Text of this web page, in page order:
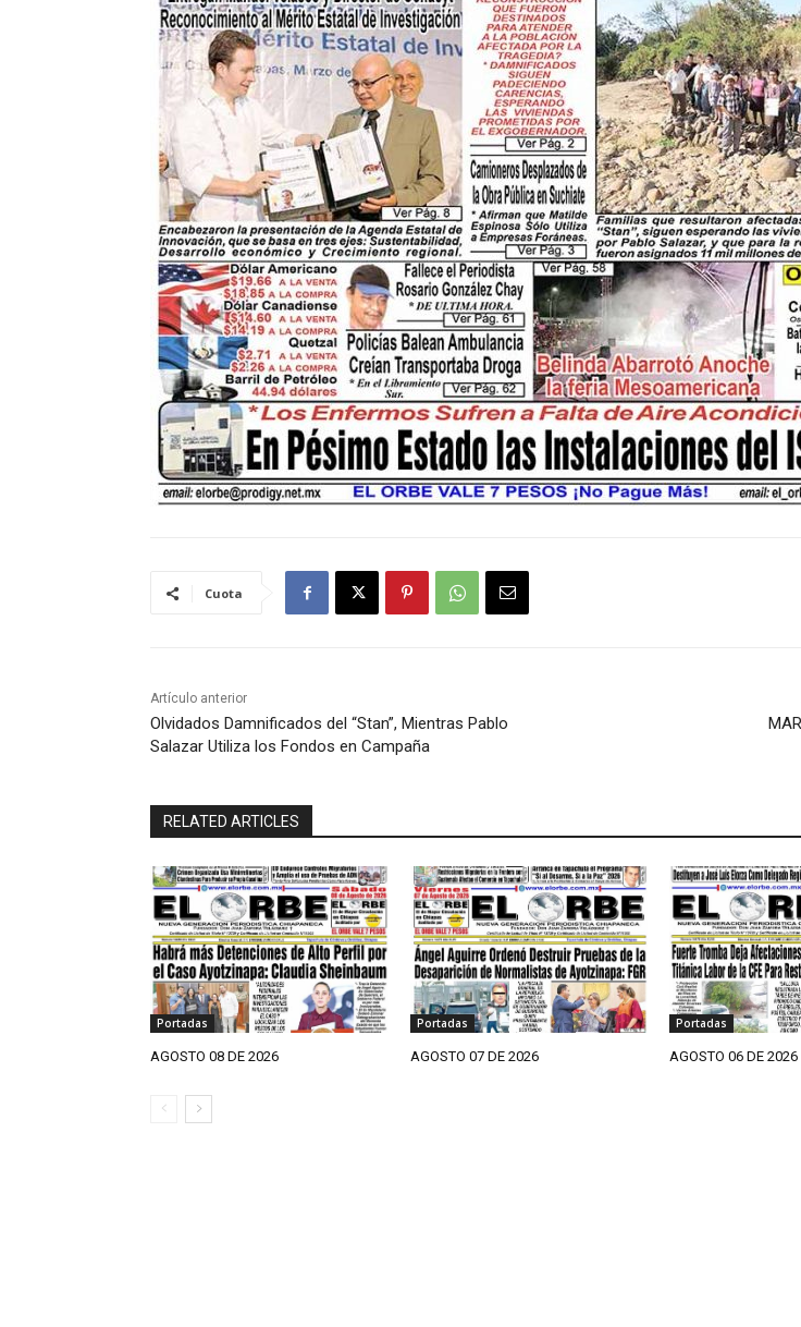
Cuota
Artículo anterior
Olvidados Damnificados del “Stan”, Mientras Pablo
Salazar Utiliza los Fondos en Campaña
RELATED ARTICLES
Portadas
AGOSTO 08 DE 2026
Portadas
AGOSTO 07 DE 2026
Portadas
AGOSTO 06 DE 2026